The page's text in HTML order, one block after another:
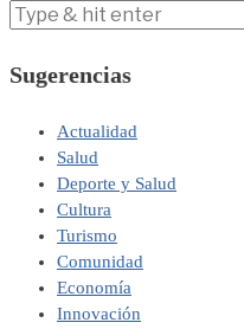
Sugerencias
Actualidad
Salud
Deporte y Salud
Cultura
Turismo
Comunidad
Economía
Innovación